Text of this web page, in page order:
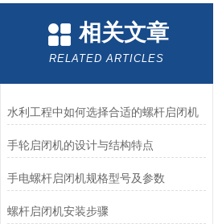
相关文章
RELATED ARTICLES
水利工程中如何选择合适的螺杆启闭机
手轮启闭机的设计与结构特点
手电螺杆启闭机规格型号及参数
螺杆启闭机安装步骤